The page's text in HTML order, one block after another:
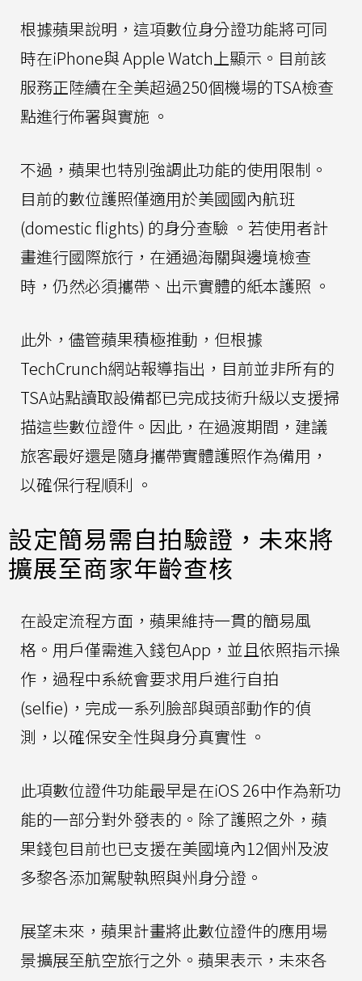
根據蘋果說明，這項數位身分證功能將可同
時在iPhone與 Apple Watch上顯示。目前該
服務正陸續在全美超過250個機場的TSA檢查
點進行佈署與實施 。
不過，蘋果也特別強調此功能的使用限制。
目前的數位護照僅適用於美國國內航班
(domestic flights) 的身分查驗 。若使用者計
畫進行國際旅行，在通過海關與邊境檢查
時，仍然必須攜帶、出示實體的紙本護照 。
此外，儘管蘋果積極推動，但根據
TechCrunch網站報導指出，目前並非所有的
TSA站點讀取設備都已完成技術升級以支援掃
描這些數位證件。因此，在過渡期間，建議
旅客最好還是隨身攜帶實體護照作為備用，
以確保行程順利 。
設定簡易需自拍驗證，未來將
擴展至商家年齡查核
在設定流程方面，蘋果維持一貫的簡易風
格。用戶僅需進入錢包App，並且依照指示操
作，過程中系統會要求用戶進行自拍
(selfie)，完成一系列臉部與頭部動作的偵
測，以確保安全性與身分真實性 。
此項數位證件功能最早是在iOS 26中作為新功
能的一部分對外發表的。除了護照之外，蘋
果錢包目前也已支援在美國境內12個州及波
多黎各添加駕駛執照與州身分證。
展望未來，蘋果計畫將此數位證件的應用場
景擴展至航空旅行之外。蘋果表示，未來各